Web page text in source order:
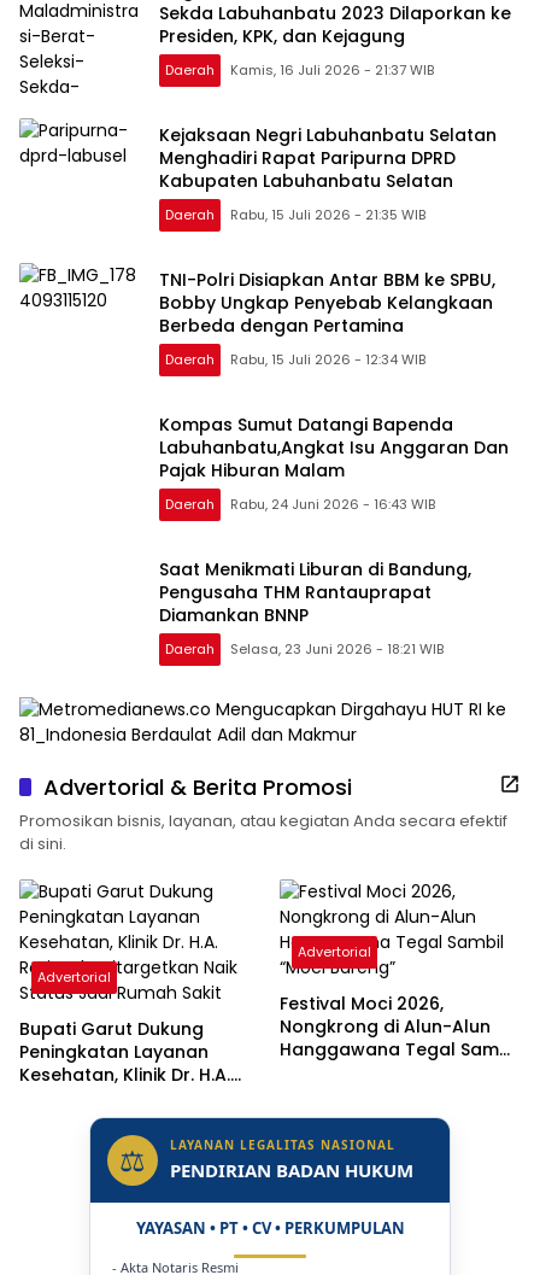
Sekda Labuhanbatu 2023 Dilaporkan ke
Presiden, KPK, dan Kejagung
Daerah Kamis, 16 Juli 2026 - 21:37 WIB
Kejaksaan Negri Labuhanbatu Selatan
Menghadiri Rapat Paripurna DPRD
Kabupaten Labuhanbatu Selatan
Daerah Rabu, 15 Juli 2026 - 21:35 WIB
TNI-Polri Disiapkan Antar BBM ke SPBU,
Bobby Ungkap Penyebab Kelangkaan
Berbeda dengan Pertamina
Daerah Rabu, 15 Juli 2026 - 12:34 WIB
Kompas Sumut Datangi Bapenda
Labuhanbatu,Angkat Isu Anggaran Dan
Pajak Hiburan Malam
Daerah Rabu, 24 Juni 2026 - 16:43 WIB
Saat Menikmati Liburan di Bandung,
Pengusaha THM Rantauprapat
Diamankan BNNP
Daerah Selasa, 23 Juni 2026 - 18:21 WIB
Advertorial & Berita Promosi
Promosikan bisnis, layanan, atau kegiatan Anda secara efektif
di sini.
Advertorial
Bupati Garut Dukung
Peningkatan Layanan
Kesehatan, Klinik Dr. H.A.
Status Jadi Rumah Sakit
Advertorial
Festival Moci 2026,
Nongkrong di Alun-Alun
Hanggawana Tegal Sambil
⚖ LAYANAN LEGALITAS NASIONAL
PENDIRIAN BADAN HUKUM
YAYASAN • PT • CV • PERKUMPULAN
- Akta Notaris Resmi